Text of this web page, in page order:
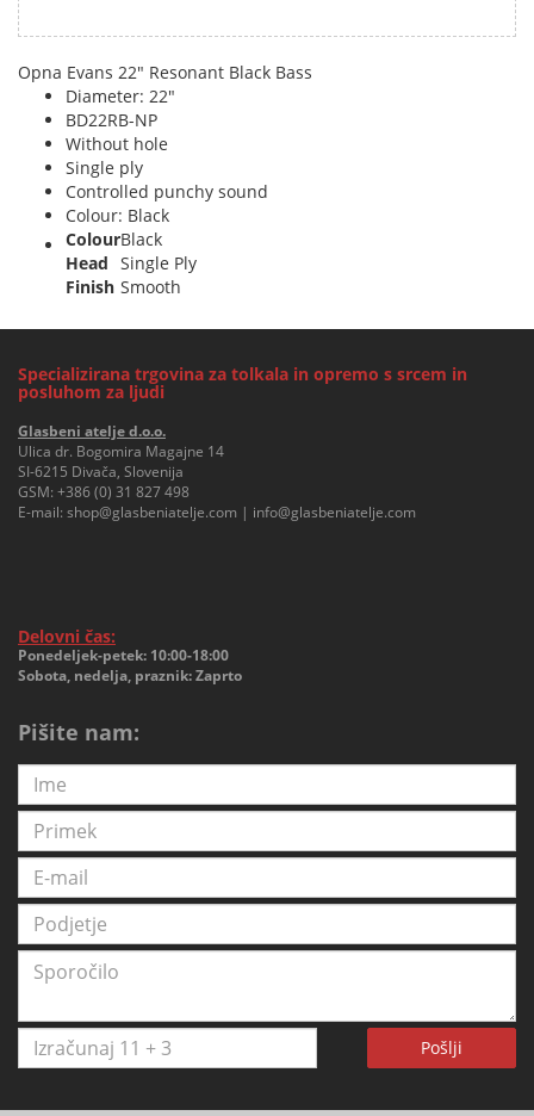
Opna Evans 22" Resonant Black Bass
Diameter: 22"
BD22RB-NP
Without hole
Single ply
Controlled punchy sound
Colour: Black
ColourBlack
Head Single Ply
Finish Smooth
Specializirana trgovina za tolkala in opremo s srcem in
posluhom za ljudi
Glasbeni atelje d.o.o.
Ulica dr. Bogomira Magajne 14
SI-6215 Divača, Slovenija
GSM: +386 (0) 31 827 498
E-mail: shop@glasbeniatelje.com | info@glasbeniatelje.com
Delovni čas:
Ponedeljek-petek: 10:00-18:00
Sobota, nedelja, praznik: Zaprto
Pišite nam:
Pošlji